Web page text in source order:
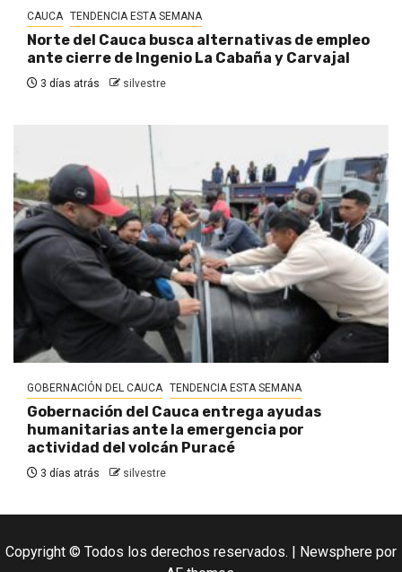
CAUCA TENDENCIA ESTA SEMANA
Norte del Cauca busca alternativas de empleo
ante cierre de Ingenio La Cabaña y Carvajal
3 días atrás silvestre
GOBERNACIÓN DEL CAUCA TENDENCIA ESTA SEMANA
Gobernación del Cauca entrega ayudas
humanitarias ante la emergencia por
actividad del volcán Puracé
3 días atrás silvestre
Copyright © Todos los derechos reservados. | Newsphere por